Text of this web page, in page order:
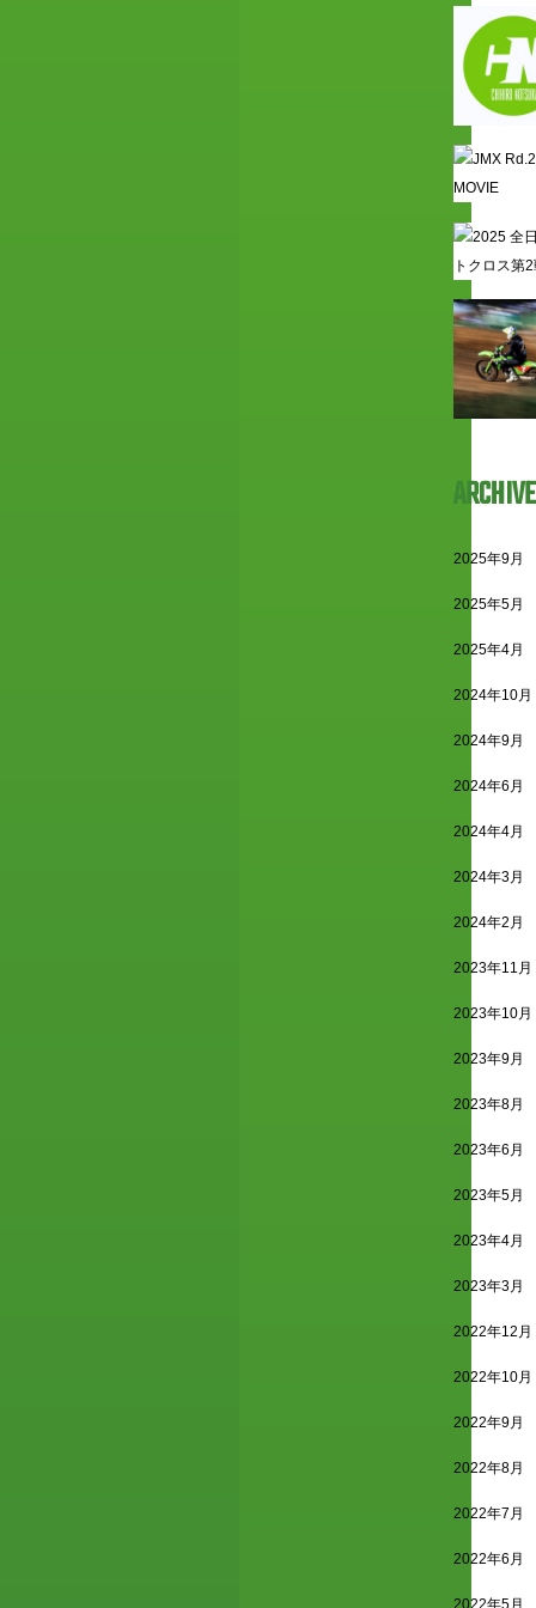
ARCHIVE
2025年9月
2025年5月
2025年4月
2024年10月
2024年9月
2024年6月
2024年4月
2024年3月
2024年2月
2023年11月
2023年10月
2023年9月
2023年8月
2023年6月
2023年5月
2023年4月
2023年3月
2022年12月
2022年10月
2022年9月
2022年8月
2022年7月
2022年6月
2022年5月